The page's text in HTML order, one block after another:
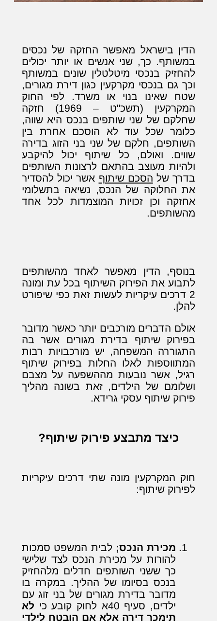
הדין בישראל מאפשר החזקה של נכסים
במשותף. כך, שני אנשים או יותר יכולים
להחזיק בנכסי מיטלטלין שונים במשותף
וכך גם בנכסי מקרקעין כגון דירת מגורים,
שטח שאינו בנוי או משרד. לפי החוק
המקרקעין (תשכ"ט – 1969) חזקה
שחלקם של שני שותפים בנכס היא שווה,
כלומר שכל עוד לא הוסכם אחרת בין
השותפים, חלקם של שני בני הזוג בדירה
שווים. ואולם, כל שיתוף יכול להיקבע
ולהיות מעוצב בהתאם לרצונות השותפים
בדרך של הסכם שיתוף אשר יכול להסדיר
את החלוקה של הנכס, נשיאה בתשלומי
אחזקה וכן זכויות המוצמדות לכל אחד
מהשותפים.
בנוסף, הדין מאפשר לאחד מהשותפים
לתבוע את הפירוק השיתוף בכל עת ומונה
2 דרכים עיקריות לעשות זאת כפי שיפורט
להלן.
אולם הדברים מורכבים יותר כאשר מדובר
בפירוק שיתוף בדירת מגורים אשר בה
התגוררה המשפחה, יש מורכבויות רבות
המתווספות לאלו החלות בפירוק שיתוף
רגיל, אשר נובעות מההשפעה על מצבם
ושלומם של הילדים, זאת בשונה מהליך
פירוק שיתוף עסקי גרידא.
כיצד מתבצע פירוק שיתוף?
חוק המקרקעין מונה שתי דרכים עיקריות
לפירוק שיתוף:
מכירת הנכס; לבית המשפט סמכות
להורות על מכירת הנכס לצד שלישי
כך ששני השותפים חדלים מלהחזיק
בנכס בסיומו של ההליך. במקרה בו
מדובר בדירת מגורים של בני זוג עם
ילדים, סעיף 40א לחוק קובע כי
לא
תימכר דירה אלא אם הובטח לילדי